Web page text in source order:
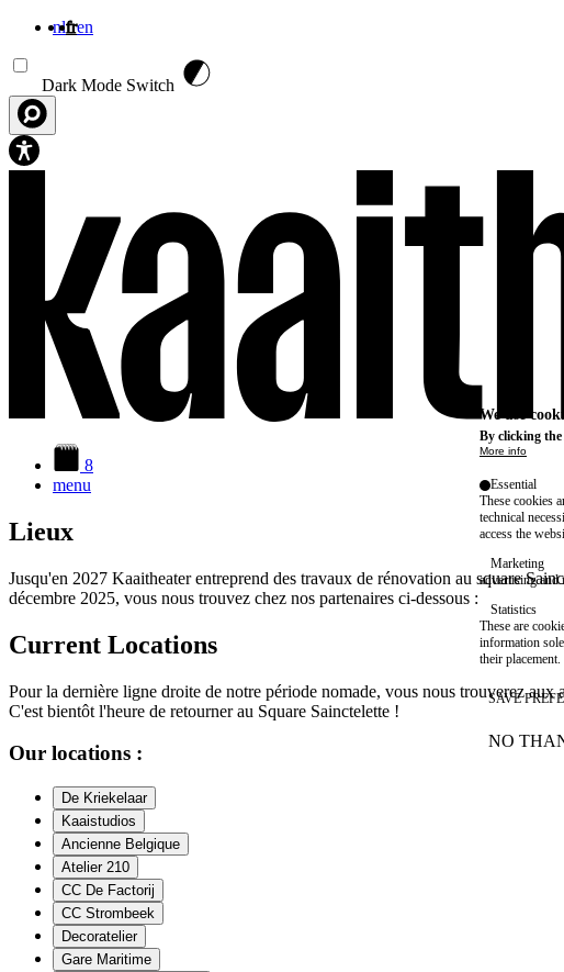
nlfren
Dark Mode Switch
8
menu
Lieux
Jusqu'en 2027 Kaaitheater entreprend des travaux de rénovation au square
décembre 2025, vous nous trouvez chez nos partenaires ci-dessous :
Current Locations
Pour la dernière ligne droite de notre période nomade, vous nous trouverez aux
C'est bientôt l'heure de retourner au Square Sainctelette !
Our locations :
De Kriekelaar
Kaaistudios
Ancienne Belgique
Atelier 210
CC De Factorij
CC Strombeek
Decoratelier
Gare Maritime
We use
By clicking the
More info
Essential
These cookies
technical
access the
Marketing
advertising and
Statistics
These are
information
their placement.
SAVE
NO